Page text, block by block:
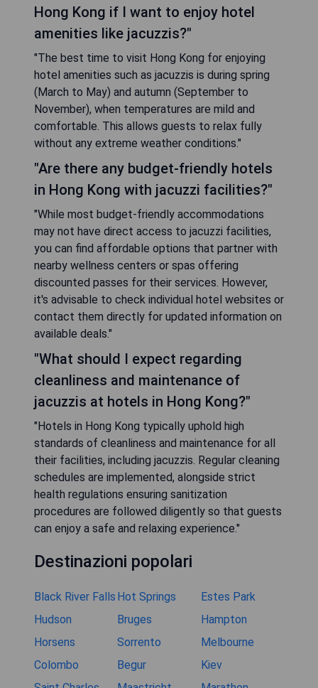
Hong Kong if I want to enjoy hotel
amenities like jacuzzis?"
"The best time to visit Hong Kong for enjoying
hotel amenities such as jacuzzis is during spring
(March to May) and autumn (September to
November), when temperatures are mild and
comfortable. This allows guests to relax fully
without any extreme weather conditions."
"Are there any budget-friendly hotels
in Hong Kong with jacuzzi facilities?"
"While most budget-friendly accommodations
may not have direct access to jacuzzi facilities,
you can find affordable options that partner with
nearby wellness centers or spas offering
discounted passes for their services. However,
it's advisable to check individual hotel websites or
contact them directly for updated information on
available deals."
"What should I expect regarding
cleanliness and maintenance of
jacuzzis at hotels in Hong Kong?"
"Hotels in Hong Kong typically uphold high
standards of cleanliness and maintenance for all
their facilities, including jacuzzis. Regular cleaning
schedules are implemented, alongside strict
health regulations ensuring sanitization
procedures are followed diligently so that guests
can enjoy a safe and relaxing experience."
Destinazioni popolari
Black River Falls Hot Springs
Estes Park
Hudson
Bruges
Hampton
Horsens
Sorrento
Melbourne
Colombo
Begur
Kiev